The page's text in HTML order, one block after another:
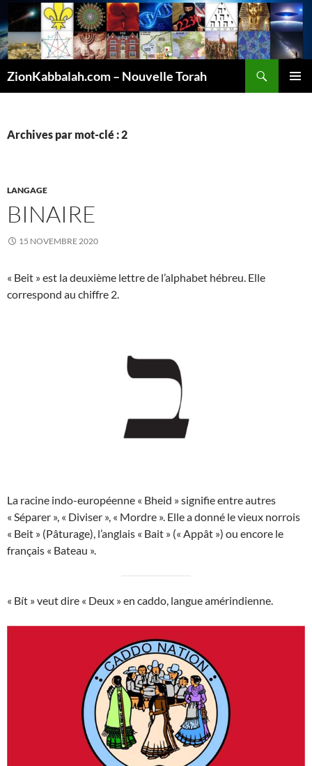
ZionKabbalah.com – Nouvelle Torah
Archives par mot-clé : 2
LANGAGE
BINAIRE
15 NOVEMBRE 2020
« Beit » est la deuxième lettre de l’alphabet hébreu. Elle
correspond au chiffre 2.
La racine indo-européenne « Bheid » signifie entre autres
« Séparer », « Diviser », « Mordre ». Elle a donné le vieux norrois
« Beit » (Pâturage), l’anglais « Bait » (« Appât ») ou encore le
français « Bateau ».
« Bít » veut dire « Deux » en caddo, langue amérindienne.